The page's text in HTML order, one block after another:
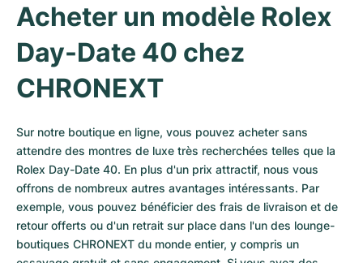
Acheter un modèle Rolex
Day-Date 40 chez
CHRONEXT
Sur notre boutique en ligne, vous pouvez acheter sans
attendre des montres de luxe très recherchées telles que la
Rolex Day-Date 40. En plus d'un prix attractif, nous vous
offrons de nombreux autres avantages intéressants. Par
exemple, vous pouvez bénéficier des frais de livraison et de
retour offerts ou d'un retrait sur place dans l'un des lounge-
boutiques CHRONEXT du monde entier, y compris un